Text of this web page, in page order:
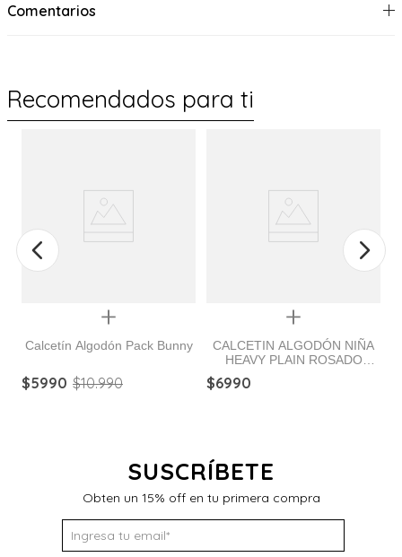
Comentarios
Recomendados para ti
Quickview
Calcetín Algodón Pack Bunny
$5990 $10.990
Quickview
CALCETIN ALGODÓN NIÑA
HEAVY PLAIN ROSADO
$6990
SUSCRÍBETE
Obten un 15% off en tu primera compra